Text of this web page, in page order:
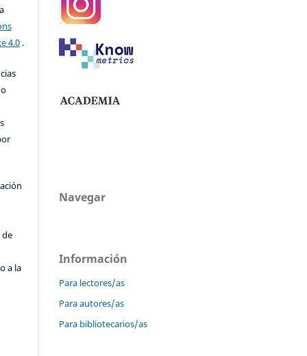
4.0 .
de
a la
Navegar
Información
Para lectores/as
Para autores/as
Para bibliotecarios/as